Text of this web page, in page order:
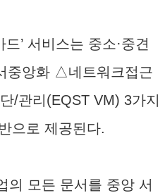
’ 서비스는 중소·중견
중앙화 △네트워크접근
/관리(EQST VM) 3가지
으로 제공된다.
의 모든 문서를 중앙 서